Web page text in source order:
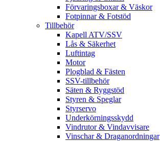
Förvaringsboxar & Väskor
Fotpinnar & Fotstöd
Tillbehör
Kapell ATV/SSV
Lås & Säkerhet
Luftintag
Motor
Plogblad & Fästen
SSV-tillbehör
Säten & Ryggstöd
Styren & Speglar
Styrservo
Underkörningsskydd
Vindrutor & Vindavvisare
Vinschar & Draganordningar